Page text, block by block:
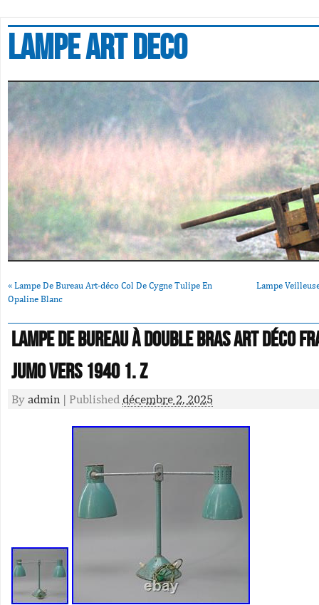
Lampe art deco
« Lampe De Bureau Art-déco Col De Cygne Tulipe En
Opaline Blanc
Lampe
Lampe De Bureau À Double Bras Art Déco
Jumo Vers 1940 1. Z
By admin | Published décembre 2, 2025